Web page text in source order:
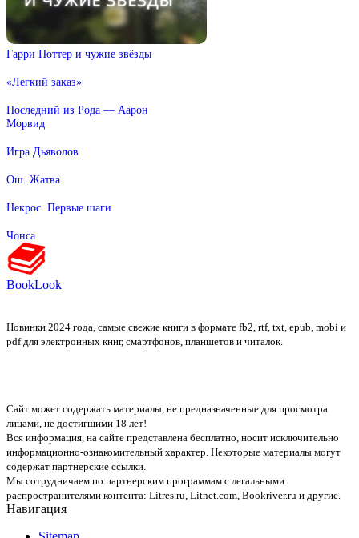
Гарри Поттер и чужие звёзды
«Легкий заказ»
Последний из Рода — Аарон
Морвид
Игра Дьяволов
Ош. Жатва
Некрос. Первые шаги
Чонса
BookLook
Новинки 2024 года, самые свежие книги в формате fb2, rtf, txt, epub, mobi и
pdf для электронных книг, смартфонов, планшетов и читалок.
Сайт может содержать материалы, не предназначенные для просмотра
лицами, не достигшими 18 лет!
Вся информация, на сайте представлена бесплатно, носит исключительно
информационно-ознакомительный характер. Некоторые материалы могут
содержат партнерские ссылки.
Мы сотрудничаем по партнерским программам с легальными
распространителями контента: Litres.ru, Litnet.com, Bookriver.ru и другие.
Навигация